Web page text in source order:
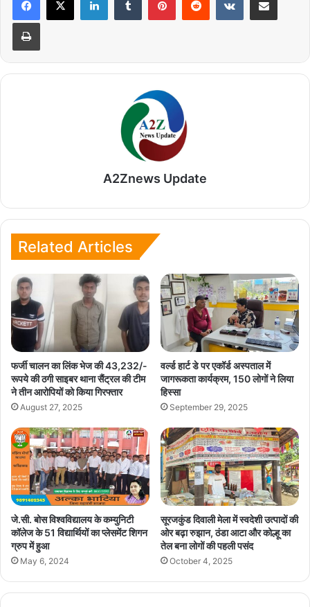
A2Znews Update
Related Articles
फर्जी चालन का लिंक भेज की 43,232/-
रूपये की ठगी साइबर थाना सैंट्रल की टीम
ने तीन आरोपियों को किया गिरफ्तार
August 27, 2025
वर्ल्ड हार्ट डे पर एकॉर्ड अस्पताल में
जागरूकता कार्यक्रम, 150 लोगों ने लिया
हिस्सा
September 29, 2025
जे.सी. बोस विश्वविद्यालय के कम्युनिटी
कॉलेज के 51 विद्यार्थियों का प्लेसमेंट शिगन
ग्रुप में हुआ
May 6, 2024
सूरजकुंड दिवाली मेला में स्वदेशी उत्पादों की
ओर बढ़ा रुझान, ठंडा आटा और कोल्हू का
तेल बना लोगों की पहली पसंद
October 4, 2025